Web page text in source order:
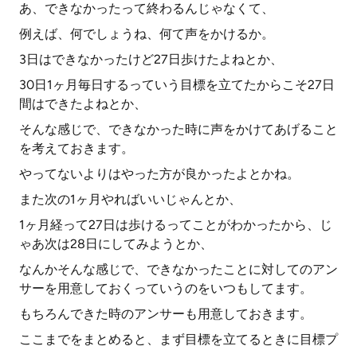
あ、できなかったって終わるんじゃなくて、
例えば、何でしょうね、何て声をかけるか。
3日はできなかったけど27日歩けたよねとか、
30日1ヶ月毎日するっていう目標を立てたからこそ27日
間はできたよねとか、
そんな感じで、できなかった時に声をかけてあげること
を考えておきます。
やってないよりはやった方が良かったよとかね。
また次の1ヶ月やればいいじゃんとか、
1ヶ月経って27日は歩けるってことがわかったから、じ
ゃあ次は28日にしてみようとか、
なんかそんな感じで、できなかったことに対してのアン
サーを用意しておくっていうのをいつもしてます。
もちろんできた時のアンサーも用意しておきます。
ここまでをまとめると、まず目標を立てるときに目標プ